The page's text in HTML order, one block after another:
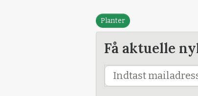
Planter
Få aktuelle